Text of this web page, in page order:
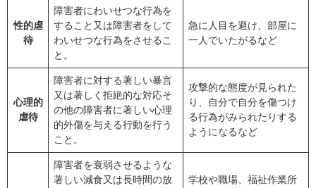
性的虐
待
障害者にわいせつな行為を
すること又は障害者をして
わいせつな行為をさせるこ
と。
急に人目を避け、部屋に
一人でいたがるなど
心理的
虐待
障害者に対する著しい暴言
又は著しく拒絶的な対応そ
の他の障害者に著しい心理
的外傷を与える行動を行う
こと。
攻撃的な態度が見られた
り、自分で自分を傷つけ
る行為がみられたりする
ようになるなど
障害者を衰弱させるような
著しい減食又は長時間の放
学校や職場、福祉作業所